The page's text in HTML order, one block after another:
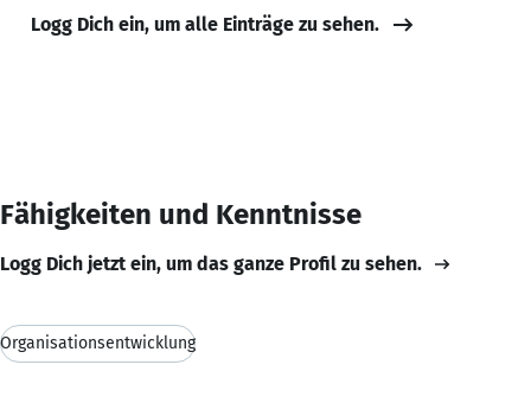
Logg Dich ein, um alle Einträge zu sehen.
Fähigkeiten und Kenntnisse
Logg Dich jetzt ein, um das ganze Profil zu sehen.
Organisationsentwicklung